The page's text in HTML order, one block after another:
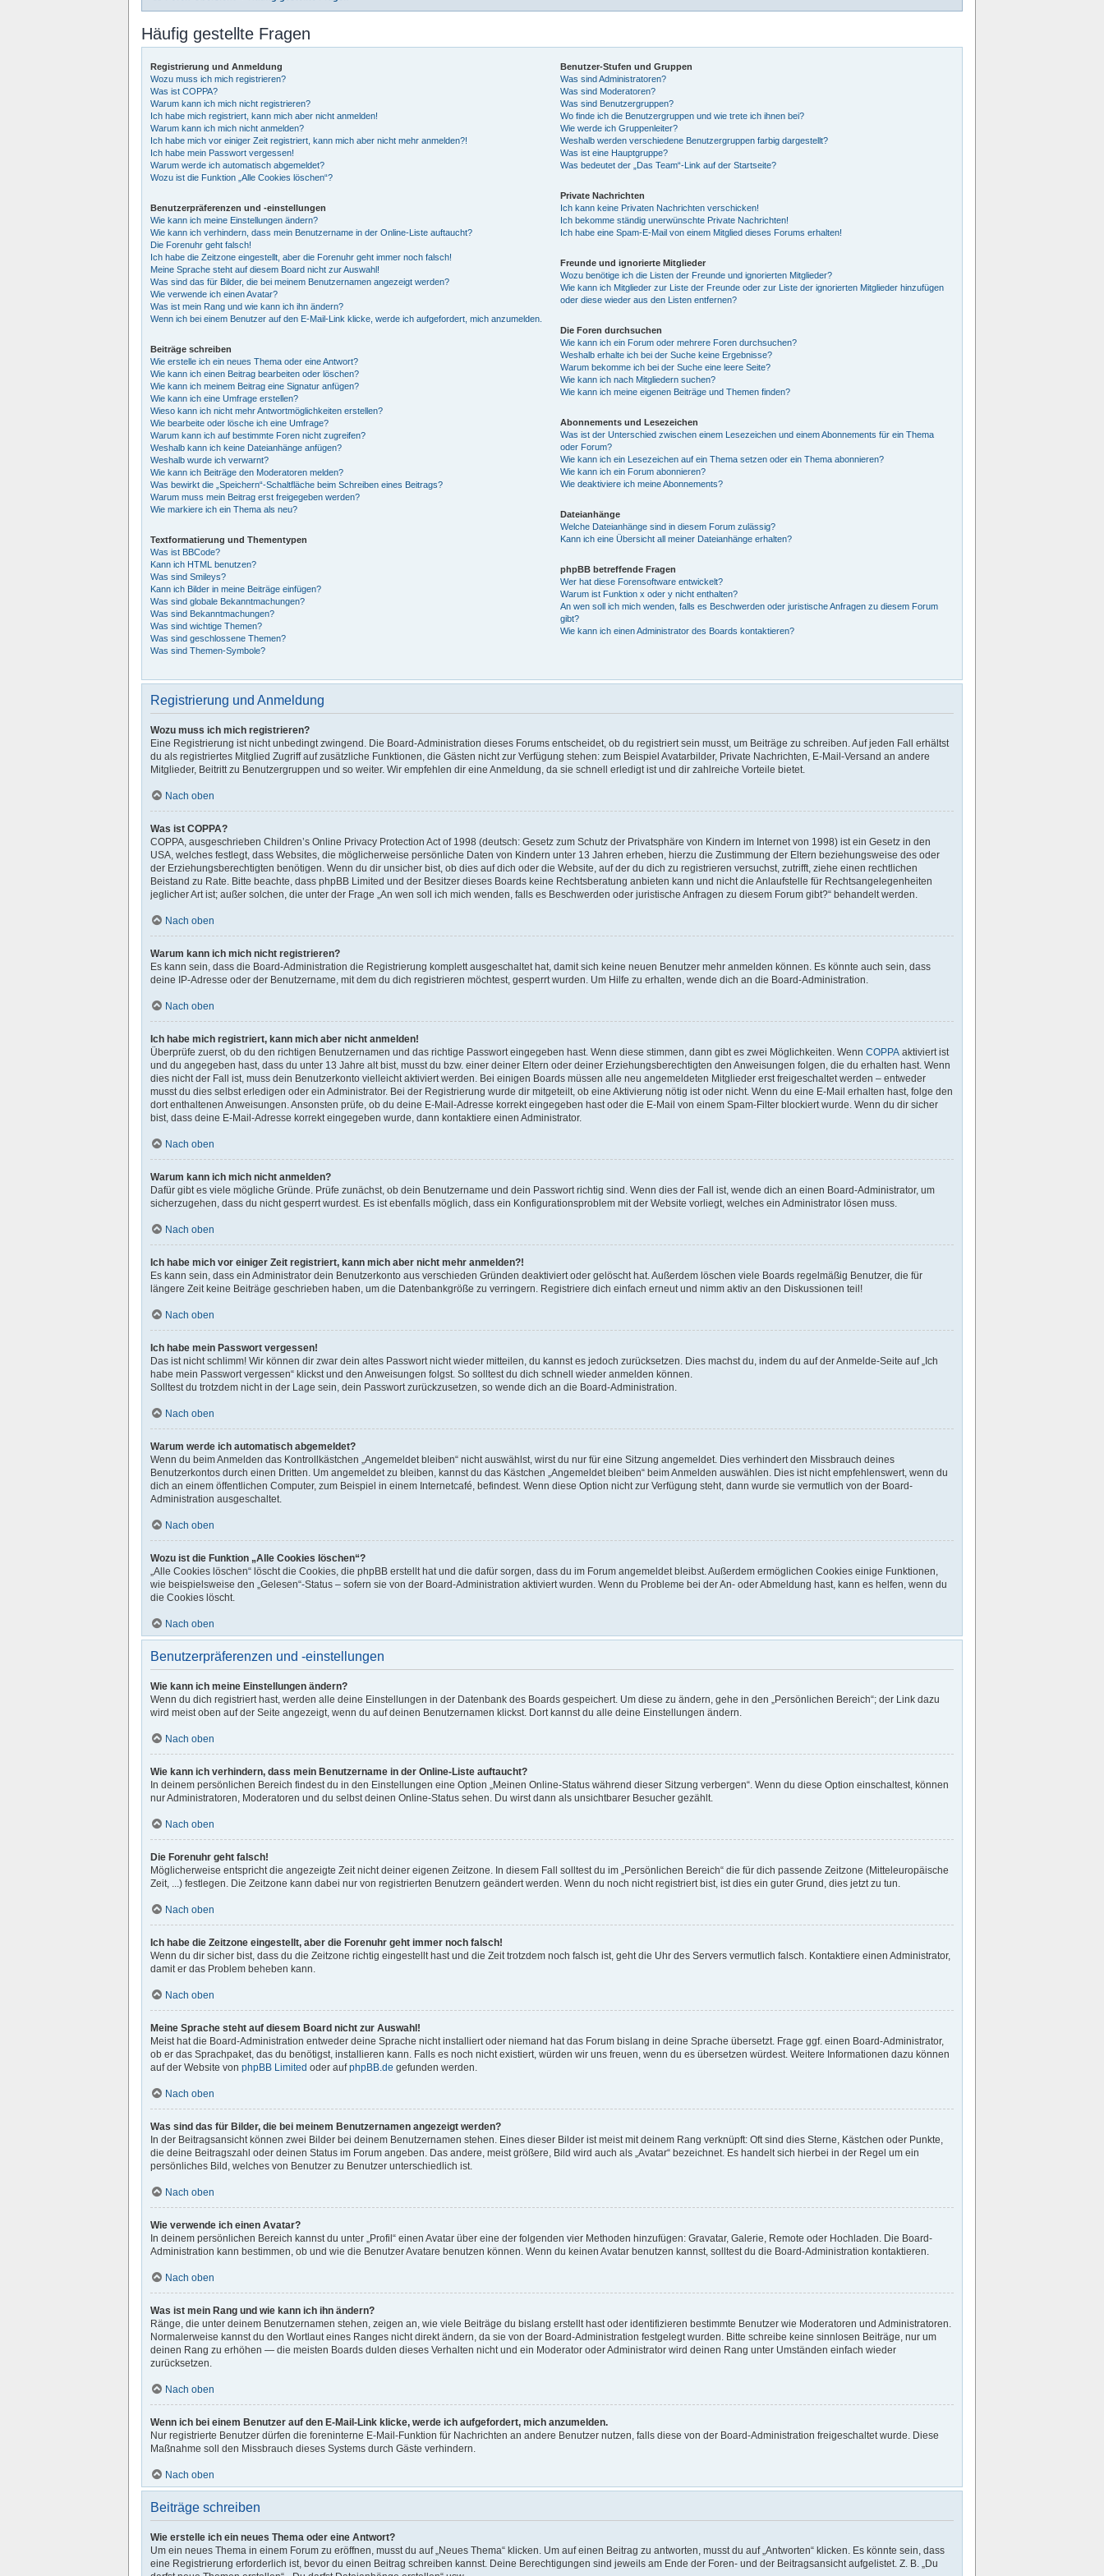
Häufig gestellte Fragen
Registrierung und Anmeldung
Wozu muss ich mich registrieren?
Was ist COPPA?
Warum kann ich mich nicht registrieren?
Ich habe mich registriert, kann mich aber nicht anmelden!
Warum kann ich mich nicht anmelden?
Ich habe mich vor einiger Zeit registriert, kann mich aber nicht mehr anmelden?!
Ich habe mein Passwort vergessen!
Warum werde ich automatisch abgemeldet?
Wozu ist die Funktion „Alle Cookies löschen“?
Benutzerpräferenzen und -einstellungen
Wie kann ich meine Einstellungen ändern?
Wie kann ich verhindern, dass mein Benutzername in der Online-Liste auftaucht?
Die Forenuhr geht falsch!
Ich habe die Zeitzone eingestellt, aber die Forenuhr geht immer noch falsch!
Meine Sprache steht auf diesem Board nicht zur Auswahl!
Was sind das für Bilder, die bei meinem Benutzernamen angezeigt werden?
Wie verwende ich einen Avatar?
Was ist mein Rang und wie kann ich ihn ändern?
Wenn ich bei einem Benutzer auf den E-Mail-Link klicke, werde ich aufgefordert, mich anzumelden.
Beiträge schreiben
Wie erstelle ich ein neues Thema oder eine Antwort?
Wie kann ich einen Beitrag bearbeiten oder löschen?
Wie kann ich meinem Beitrag eine Signatur anfügen?
Wie kann ich eine Umfrage erstellen?
Wieso kann ich nicht mehr Antwortmöglichkeiten erstellen?
Wie bearbeite oder lösche ich eine Umfrage?
Warum kann ich auf bestimmte Foren nicht zugreifen?
Weshalb kann ich keine Dateianhänge anfügen?
Weshalb wurde ich verwarnt?
Wie kann ich Beiträge den Moderatoren melden?
Was bewirkt die „Speichern“-Schaltfläche beim Schreiben eines Beitrags?
Warum muss mein Beitrag erst freigegeben werden?
Wie markiere ich ein Thema als neu?
Textformatierung und Thementypen
Was ist BBCode?
Kann ich HTML benutzen?
Was sind Smileys?
Kann ich Bilder in meine Beiträge einfügen?
Was sind globale Bekanntmachungen?
Was sind Bekanntmachungen?
Was sind wichtige Themen?
Was sind geschlossene Themen?
Was sind Themen-Symbole?
Benutzer-Stufen und Gruppen
Was sind Administratoren?
Was sind Moderatoren?
Was sind Benutzergruppen?
Wo finde ich die Benutzergruppen und wie trete ich ihnen bei?
Wie werde ich Gruppenleiter?
Weshalb werden verschiedene Benutzergruppen farbig dargestellt?
Was ist eine Hauptgruppe?
Was bedeutet der „Das Team“-Link auf der Startseite?
Private Nachrichten
Ich kann keine Privaten Nachrichten verschicken!
Ich bekomme ständig unerwünschte Private Nachrichten!
Ich habe eine Spam-E-Mail von einem Mitglied dieses Forums erhalten!
Freunde und ignorierte Mitglieder
Wozu benötige ich die Listen der Freunde und ignorierten Mitglieder?
Wie kann ich Mitglieder zur Liste der Freunde oder zur Liste der ignorierten Mitglieder hinzufügen
oder diese wieder aus den Listen entfernen?
Die Foren durchsuchen
Wie kann ich ein Forum oder mehrere Foren durchsuchen?
Weshalb erhalte ich bei der Suche keine Ergebnisse?
Warum bekomme ich bei der Suche eine leere Seite?
Wie kann ich nach Mitgliedern suchen?
Wie kann ich meine eigenen Beiträge und Themen finden?
Abonnements und Lesezeichen
Was ist der Unterschied zwischen einem Lesezeichen und einem Abonnements für ein Thema
oder Forum?
Wie kann ich ein Lesezeichen auf ein Thema setzen oder ein Thema abonnieren?
Wie kann ich ein Forum abonnieren?
Wie deaktiviere ich meine Abonnements?
Dateianhänge
Welche Dateianhänge sind in diesem Forum zulässig?
Kann ich eine Übersicht all meiner Dateianhänge erhalten?
phpBB betreffende Fragen
Wer hat diese Forensoftware entwickelt?
Warum ist Funktion x oder y nicht enthalten?
An wen soll ich mich wenden, falls es Beschwerden oder juristische Anfragen zu diesem Forum
gibt?
Wie kann ich einen Administrator des Boards kontaktieren?
Registrierung und Anmeldung
Wozu muss ich mich registrieren?
Eine Registrierung ist nicht unbedingt zwingend. Die Board-Administration dieses Forums entscheidet, ob du registriert sein musst, um Beiträge zu schreiben. Auf jeden Fall erhältst
du als registriertes Mitglied Zugriff auf zusätzliche Funktionen, die Gästen nicht zur Verfügung stehen: zum Beispiel Avatarbilder, Private Nachrichten, E-Mail-Versand an andere
Mitglieder, Beitritt zu Benutzergruppen und so weiter. Wir empfehlen dir eine Anmeldung, da sie schnell erledigt ist und dir zahlreiche Vorteile bietet.
Nach oben
Was ist COPPA?
COPPA, ausgeschrieben Children’s Online Privacy Protection Act of 1998 (deutsch: Gesetz zum Schutz der Privatsphäre von Kindern im Internet von 1998) ist ein Gesetz in den
USA, welches festlegt, dass Websites, die möglicherweise persönliche Daten von Kindern unter 13 Jahren erheben, hierzu die Zustimmung der Eltern beziehungsweise des oder
der Erziehungsberechtigten benötigen. Wenn du dir unsicher bist, ob dies auf dich oder die Website, auf der du dich zu registrieren versuchst, zutrifft, ziehe einen rechtlichen
Beistand zu Rate. Bitte beachte, dass phpBB Limited und der Besitzer dieses Boards keine Rechtsberatung anbieten kann und nicht die Anlaufstelle für Rechtsangelegenheiten
jeglicher Art ist; außer solchen, die unter der Frage „An wen soll ich mich wenden, falls es Beschwerden oder juristische Anfragen zu diesem Forum gibt?“ behandelt werden.
Nach oben
Warum kann ich mich nicht registrieren?
Es kann sein, dass die Board-Administration die Registrierung komplett ausgeschaltet hat, damit sich keine neuen Benutzer mehr anmelden können. Es könnte auch sein, dass
deine IP-Adresse oder der Benutzername, mit dem du dich registrieren möchtest, gesperrt wurden. Um Hilfe zu erhalten, wende dich an die Board-Administration.
Nach oben
Ich habe mich registriert, kann mich aber nicht anmelden!
Überprüfe zuerst, ob du den richtigen Benutzernamen und das richtige Passwort eingegeben hast. Wenn diese stimmen, dann gibt es zwei Möglichkeiten. Wenn COPPA aktiviert ist
und du angegeben hast, dass du unter 13 Jahre alt bist, musst du bzw. einer deiner Eltern oder deiner Erziehungsberechtigten den Anweisungen folgen, die du erhalten hast. Wenn
dies nicht der Fall ist, muss dein Benutzerkonto vielleicht aktiviert werden. Bei einigen Boards müssen alle neu angemeldeten Mitglieder erst freigeschaltet werden – entweder
musst du dies selbst erledigen oder ein Administrator. Bei der Registrierung wurde dir mitgeteilt, ob eine Aktivierung nötig ist oder nicht. Wenn du eine E-Mail erhalten hast, folge den
dort enthaltenen Anweisungen. Ansonsten prüfe, ob du deine E-Mail-Adresse korrekt eingegeben hast oder die E-Mail von einem Spam-Filter blockiert wurde. Wenn du dir sicher
bist, dass deine E-Mail-Adresse korrekt eingegeben wurde, dann kontaktiere einen Administrator.
Nach oben
Warum kann ich mich nicht anmelden?
Dafür gibt es viele mögliche Gründe. Prüfe zunächst, ob dein Benutzername und dein Passwort richtig sind. Wenn dies der Fall ist, wende dich an einen Board-Administrator, um
sicherzugehen, dass du nicht gesperrt wurdest. Es ist ebenfalls möglich, dass ein Konfigurationsproblem mit der Website vorliegt, welches ein Administrator lösen muss.
Nach oben
Ich habe mich vor einiger Zeit registriert, kann mich aber nicht mehr anmelden?!
Es kann sein, dass ein Administrator dein Benutzerkonto aus verschieden Gründen deaktiviert oder gelöscht hat. Außerdem löschen viele Boards regelmäßig Benutzer, die für
längere Zeit keine Beiträge geschrieben haben, um die Datenbankgröße zu verringern. Registriere dich einfach erneut und nimm aktiv an den Diskussionen teil!
Nach oben
Ich habe mein Passwort vergessen!
Das ist nicht schlimm! Wir können dir zwar dein altes Passwort nicht wieder mitteilen, du kannst es jedoch zurücksetzen. Dies machst du, indem du auf der Anmelde-Seite auf „Ich
habe mein Passwort vergessen“ klickst und den Anweisungen folgst. So solltest du dich schnell wieder anmelden können.
Solltest du trotzdem nicht in der Lage sein, dein Passwort zurückzusetzen, so wende dich an die Board-Administration.
Nach oben
Warum werde ich automatisch abgemeldet?
Wenn du beim Anmelden das Kontrollkästchen „Angemeldet bleiben“ nicht auswählst, wirst du nur für eine Sitzung angemeldet. Dies verhindert den Missbrauch deines
Benutzerkontos durch einen Dritten. Um angemeldet zu bleiben, kannst du das Kästchen „Angemeldet bleiben“ beim Anmelden auswählen. Dies ist nicht empfehlenswert, wenn du
dich an einem öffentlichen Computer, zum Beispiel in einem Internetcafé, befindest. Wenn diese Option nicht zur Verfügung steht, dann wurde sie vermutlich von der Board-
Administration ausgeschaltet.
Nach oben
Wozu ist die Funktion „Alle Cookies löschen“?
„Alle Cookies löschen“ löscht die Cookies, die phpBB erstellt hat und die dafür sorgen, dass du im Forum angemeldet bleibst. Außerdem ermöglichen Cookies einige Funktionen,
wie beispielsweise den „Gelesen“-Status – sofern sie von der Board-Administration aktiviert wurden. Wenn du Probleme bei der An- oder Abmeldung hast, kann es helfen, wenn du
die Cookies löscht.
Nach oben
Benutzerpräferenzen und -einstellungen
Wie kann ich meine Einstellungen ändern?
Wenn du dich registriert hast, werden alle deine Einstellungen in der Datenbank des Boards gespeichert. Um diese zu ändern, gehe in den „Persönlichen Bereich“; der Link dazu
wird meist oben auf der Seite angezeigt, wenn du auf deinen Benutzernamen klickst. Dort kannst du alle deine Einstellungen ändern.
Nach oben
Wie kann ich verhindern, dass mein Benutzername in der Online-Liste auftaucht?
In deinem persönlichen Bereich findest du in den Einstellungen eine Option „Meinen Online-Status während dieser Sitzung verbergen“. Wenn du diese Option einschaltest, können
nur Administratoren, Moderatoren und du selbst deinen Online-Status sehen. Du wirst dann als unsichtbarer Besucher gezählt.
Nach oben
Die Forenuhr geht falsch!
Möglicherweise entspricht die angezeigte Zeit nicht deiner eigenen Zeitzone. In diesem Fall solltest du im „Persönlichen Bereich“ die für dich passende Zeitzone (Mitteleuropäische
Zeit, ...) festlegen. Die Zeitzone kann dabei nur von registrierten Benutzern geändert werden. Wenn du noch nicht registriert bist, ist dies ein guter Grund, dies jetzt zu tun.
Nach oben
Ich habe die Zeitzone eingestellt, aber die Forenuhr geht immer noch falsch!
Wenn du dir sicher bist, dass du die Zeitzone richtig eingestellt hast und die Zeit trotzdem noch falsch ist, geht die Uhr des Servers vermutlich falsch. Kontaktiere einen Administrator,
damit er das Problem beheben kann.
Nach oben
Meine Sprache steht auf diesem Board nicht zur Auswahl!
Meist hat die Board-Administration entweder deine Sprache nicht installiert oder niemand hat das Forum bislang in deine Sprache übersetzt. Frage ggf. einen Board-Administrator,
ob er das Sprachpaket, das du benötigst, installieren kann. Falls es noch nicht existiert, würden wir uns freuen, wenn du es übersetzen würdest. Weitere Informationen dazu können
auf der Website von phpBB Limited oder aufphpBB.de gefunden werden.
Nach oben
Was sind das für Bilder, die bei meinem Benutzernamen angezeigt werden?
In der Beitragsansicht können zwei Bilder bei deinem Benutzernamen stehen. Eines dieser Bilder ist meist mit deinem Rang verknüpft: Oft sind dies Sterne, Kästchen oder Punkte,
die deine Beitragszahl oder deinen Status im Forum angeben. Das andere, meist größere, Bild wird auch als „Avatar“ bezeichnet. Es handelt sich hierbei in der Regel um ein
persönliches Bild, welches von Benutzer zu Benutzer unterschiedlich ist.
Nach oben
Wie verwende ich einen Avatar?
In deinem persönlichen Bereich kannst du unter „Profil“ einen Avatar über eine der folgenden vier Methoden hinzufügen: Gravatar, Galerie, Remote oder Hochladen. Die Board-
Administration kann bestimmen, ob und wie die Benutzer Avatare benutzen können. Wenn du keinen Avatar benutzen kannst, solltest du die Board-Administration kontaktieren.
Nach oben
Was ist mein Rang und wie kann ich ihn ändern?
Ränge, die unter deinem Benutzernamen stehen, zeigen an, wie viele Beiträge du bislang erstellt hast oder identifizieren bestimmte Benutzer wie Moderatoren und Administratoren.
Normalerweise kannst du den Wortlaut eines Ranges nicht direkt ändern, da sie von der Board-Administration festgelegt wurden. Bitte schreibe keine sinnlosen Beiträge, nur um
deinen Rang zu erhöhen — die meisten Boards dulden dieses Verhalten nicht und ein Moderator oder Administrator wird deinen Rang unter Umständen einfach wieder
zurücksetzen.
Nach oben
Wenn ich bei einem Benutzer auf den E-Mail-Link klicke, werde ich aufgefordert, mich anzumelden.
Nur registrierte Benutzer dürfen die foreninterne E-Mail-Funktion für Nachrichten an andere Benutzer nutzen, falls diese von der Board-Administration freigeschaltet wurde. Diese
Maßnahme soll den Missbrauch dieses Systems durch Gäste verhindern.
Nach oben
Beiträge schreiben
Wie erstelle ich ein neues Thema oder eine Antwort?
Um ein neues Thema in einem Forum zu eröffnen, musst du auf „Neues Thema“ klicken. Um auf einen Beitrag zu antworten, musst du auf „Antworten“ klicken. Es könnte sein, dass
eine Registrierung erforderlich ist, bevor du einen Beitrag schreiben kannst. Deine Berechtigungen sind jeweils am Ende der Foren- und der Beitragsansicht aufgelistet. Z. B. „Du